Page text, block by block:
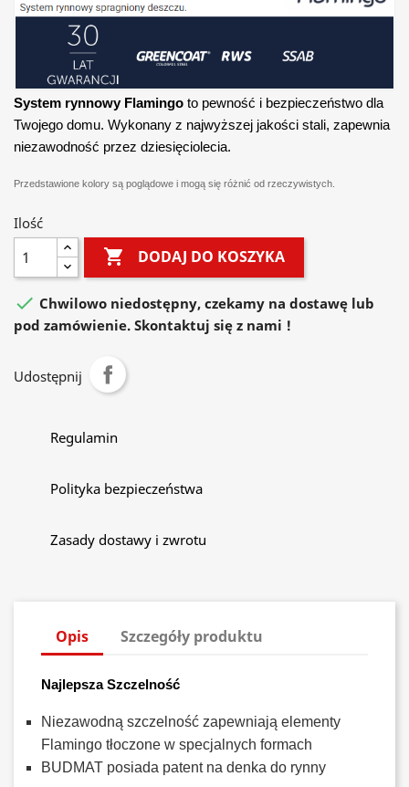
System rynnowy Flamingo to pewność i bezpieczeństwo dla
Twojego domu. Wykonany z najwyższej jakości stali, zapewnia
niezawodność przez dziesięciolecia.
Przedstawione kolory są poglądowe i mogą się różnić od rzeczywistych.
Ilość
 DODAJ DO KOSZYKA
 Chwilowo niedostępny, czekamy na dostawę lub
pod zamówienie. Skontaktuj się z nami !
Udostępnij
Regulamin
Polityka bezpieczeństwa
Zasady dostawy i zwrotu
Opis Szczegóły produktu
Najlepsza Szczelność
Niezawodną szczelność zapewniają elementy
Flamingo tłoczone w specjalnych formach
BUDMAT posiada patent na denka do rynny